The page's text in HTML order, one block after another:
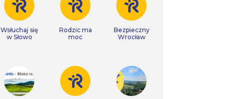
Wsłuchaj się
w Słowo
Rodzic ma
moc
Bezpieczny
Wrocław